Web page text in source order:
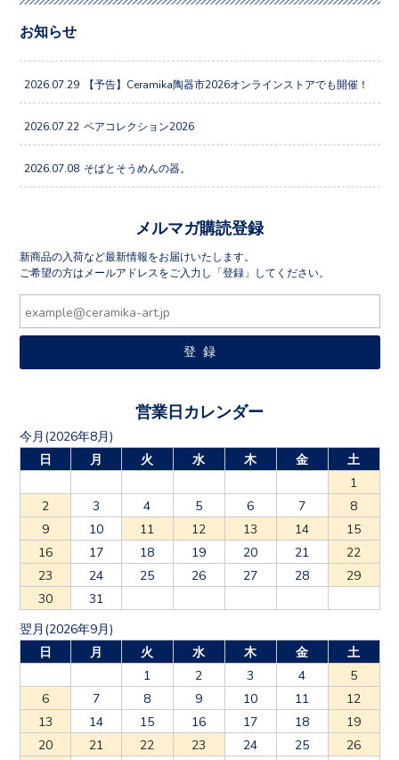
お知らせ
2026.07.29 【予告】Ceramika陶器市2026オンラインストアでも開催！
2026.07.22 ペアコレクション2026
2026.07.08 そばとそうめんの器。
メルマガ購読登録
新商品の入荷など最新情報をお届けいたします。
ご希望の方はメールアドレスをご入力し「登録」してください。
営業日カレンダー
今月(2026年8月)
日
月 火 水 木 金
土
1
2
3 4 5 6 7
8
9
10 11 12 13 14
15
16
17 18 19 20 21
22
23
24 25 26 27 28
29
30
31
翌月(2026年9月)
日
月 火 水 木 金
土
1
2 3 4
5
6
7 8 9 10 11
12
13
14 15 16 17 18
19
20
21 22 23 24 25
26